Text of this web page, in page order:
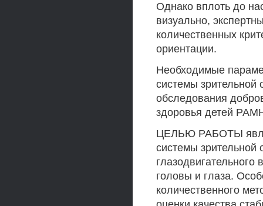
Однако вплоть до
визуально,
количественных
ориентации.
Необходимые
системы зрительной
обследования
здоровья детей
ЦЕЛЬЮ РАБОТЫ
системы
головы и глаза.
количественного